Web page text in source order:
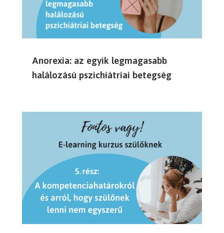
Anorexia: az egyik legmagasabb
halálozású pszichiátriai betegség